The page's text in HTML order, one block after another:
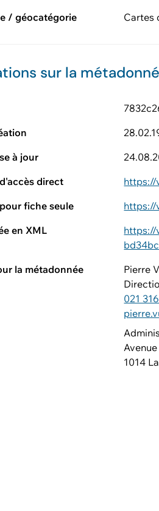
/ géocatégorie
Cartes
sur la
à jour
direct
https://
fiche seule
https://
en XML
https://
la métadonnée
Pierre
021
1014